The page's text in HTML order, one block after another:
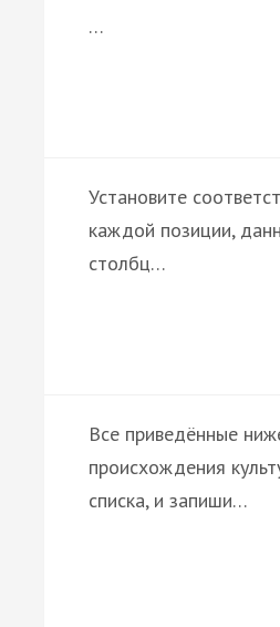
…
Установите
каждой позиции,
столбц…
Все приведённые
происхождения
списка, и запиши…